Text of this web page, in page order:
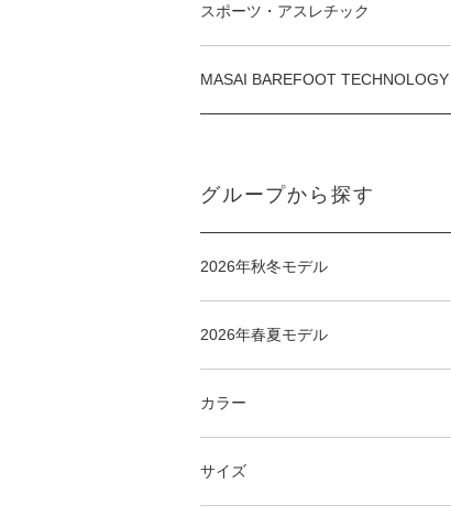
スポーツ・アスレチック
MASAI BAREFOOT TECHNOLOGY
グループから探す
2026年秋冬モデル
2026年春夏モデル
カラー
サイズ